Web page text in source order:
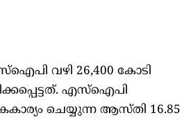
വഴി 26,400 കോടി
എസ്‌ഐപി
ചെയ്യുന്ന ആസ്‌തി 16.85